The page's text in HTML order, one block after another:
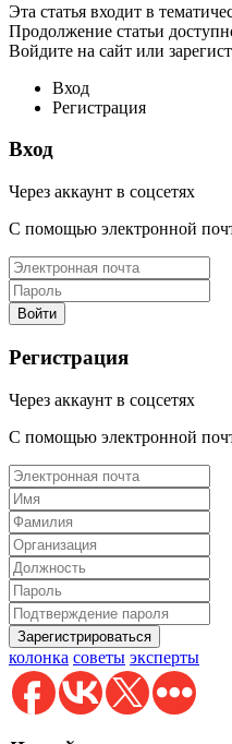
Эта статья входит в
Продолжение статьи
Войдите на сайт или
Вход
Регистрация
Вход
Через аккаунт в соцсетях
С помощью электронной
Регистрация
Через аккаунт в соцсетях
С помощью электронной
колонка советы эксперты